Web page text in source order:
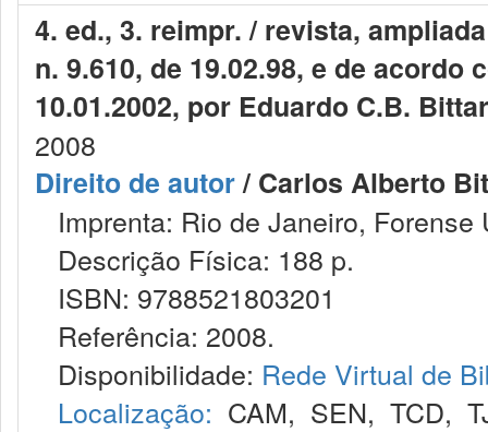
4. ed., 3. reimpr. / revista,
n. 9.610, de 19.02.98, e de
10.01.2002, por Eduardo C.B.
2008
Direito de autor/ Carlos Alberto
Imprenta: Rio de Janeiro, Forense
Descrição Física: 188 p.
ISBN: 9788521803201
Referência: 2008.
Disponibilidade: Rede Virtual de
Localização: CAM, SEN, TCD,